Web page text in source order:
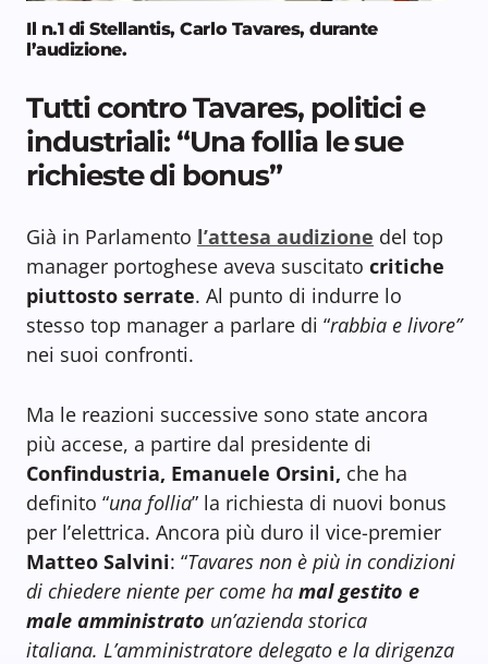
Il n.1 di Stellantis, Carlo Tavares, durante
l’audizione.
Tutti contro Tavares, politici e
industriali: “Una follia le sue
richieste di bonus”
Già in Parlamento l’attesa audizione del top
manager portoghese aveva suscitato critiche
piuttosto serrate. Al punto di indurre lo
stesso top manager a parlare di “rabbia e livore”
nei suoi confronti.
Ma le reazioni successive sono state ancora
più accese, a partire dal presidente di
Confindustria, Emanuele Orsini, che ha
definito “una follia” la richiesta di nuovi bonus
per l’elettrica. Ancora più duro il vice-premier
Matteo Salvini: “Tavares non è più in condizioni
di chiedere niente per come ha mal gestito e
male amministrato un’azienda storica
italiana. L’amministratore delegato e la dirigenza